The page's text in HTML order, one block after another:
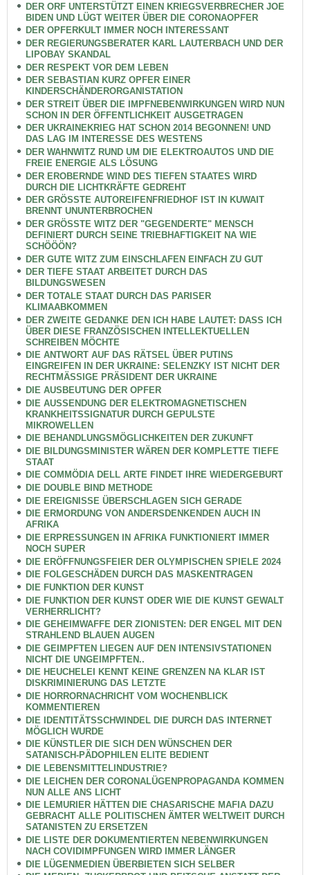
DER ORF UNTERSTÜTZT EINEN KRIEGSVERBRECHER JOE
BIDEN UND LÜGT WEITER ÜBER DIE CORONAOPFER
DER OPFERKULT IMMER NOCH INTERESSANT
DER REGIERUNGSBERATER KARL LAUTERBACH UND DER
LIPOBAY SKANDAL
DER RESPEKT VOR DEM LEBEN
DER SEBASTIAN KURZ OPFER EINER
KINDERSCHÄNDERORGANISTATION
DER STREIT ÜBER DIE IMPFNEBENWIRKUNGEN WIRD NUN
SCHON IN DER ÖFFENTLICHKEIT AUSGETRAGEN
DER UKRAINEKRIEG HAT SCHON 2014 BEGONNEN! UND
DAS LAG IM INTERESSE DES WESTENS
DER WAHNWITZ RUND UM DIE ELEKTROAUTOS UND DIE
FREIE ENERGIE ALS LÖSUNG
DER EROBERNDE WIND DES TIEFEN STAATES WIRD
DURCH DIE LICHTKRÄFTE GEDREHT
DER GRÖSSTE AUTOREIFENFRIEDHOF IST IN KUWAIT
BRENNT UNUNTERBROCHEN
DER GRÖSSTE WITZ DER "GEGENDERTE" MENSCH
DEFINIERT DURCH SEINE TRIEBHAFTIGKEIT NA WIE
SCHÖÖÖN?
DER GUTE WITZ ZUM EINSCHLAFEN EINFACH ZU GUT
DER TIEFE STAAT ARBEITET DURCH DAS
BILDUNGSWESEN
DER TOTALE STAAT DURCH DAS PARISER
KLIMAABKOMMEN
DER ZWEITE GEDANKE DEN ICH HABE LAUTET: DASS ICH
ÜBER DIESE FRANZÖSISCHEN INTELLEKTUELLEN
SCHREIBEN MÖCHTE
DIE ANTWORT AUF DAS RÄTSEL ÜBER PUTINS
EINGREIFEN IN DER UKRAINE: SELENZKY IST NICHT DER
RECHTMÄSSIGE PRÄSIDENT DER UKRAINE
DIE AUSBEUTUNG DER OPFER
DIE AUSSENDUNG DER ELEKTROMAGNETISCHEN
KRANKHEITSSIGNATUR DURCH GEPULSTE
MIKROWELLEN
DIE BEHANDLUNGSMÖGLICHKEITEN DER ZUKUNFT
DIE BILDUNGSMINISTER WÄREN DER KOMPLETTE TIEFE
STAAT
DIE COMMÖDIA DELL ARTE FINDET IHRE WIEDERGEBURT
DIE DOUBLE BIND METHODE
DIE EREIGNISSE ÜBERSCHLAGEN SICH GERADE
DIE ERMORDUNG VON ANDERSDENKENDEN AUCH IN
AFRIKA
DIE ERPRESSUNGEN IN AFRIKA FUNKTIONIERT IMMER
NOCH SUPER
DIE ERÖFFNUNGSFEIER DER OLYMPISCHEN SPIELE 2024
DIE FOLGESCHÄDEN DURCH DAS MASKENTRAGEN
DIE FUNKTION DER KUNST
DIE FUNKTION DER KUNST ODER WIE DIE KUNST GEWALT
VERHERRLICHT?
DIE GEHEIMWAFFE DER ZIONISTEN: DER ENGEL MIT DEN
STRAHLEND BLAUEN AUGEN
DIE GEIMPFTEN LIEGEN AUF DEN INTENSIVSTATIONEN
NICHT DIE UNGEIMPFTEN..
DIE HEUCHELEI KENNT KEINE GRENZEN NA KLAR IST
DISKRIMINIERUNG DAS LETZTE
DIE HORRORNACHRICHT VOM WOCHENBLICK
KOMMENTIEREN
DIE IDENTITÄTSSCHWINDEL DIE DURCH DAS INTERNET
MÖGLICH WURDE
DIE KÜNSTLER DIE SICH DEN WÜNSCHEN DER
SATANISCH-PÄDOPHILEN ELITE BEDIENT
DIE LEBENSMITTELINDUSTRIE?
DIE LEICHEN DER CORONALÜGENPROPAGANDA KOMMEN
NUN ALLE ANS LICHT
DIE LEMURIER HÄTTEN DIE CHASARISCHE MAFIA DAZU
GEBRACHT ALLE POLITISCHEN ÄMTER WELTWEIT DURCH
SATANISTEN ZU ERSETZEN
DIE LISTE DER DOKUMENTIERTEN NEBENWIRKUNGEN
NACH COVIDIMPFUNGEN WIRD IMMER LÄNGER
DIE LÜGENMEDIEN ÜBERBIETEN SICH SELBER